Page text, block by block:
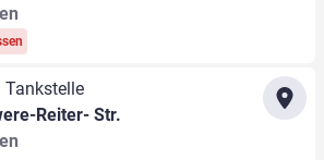
Tankstelle
Reiter- Str.